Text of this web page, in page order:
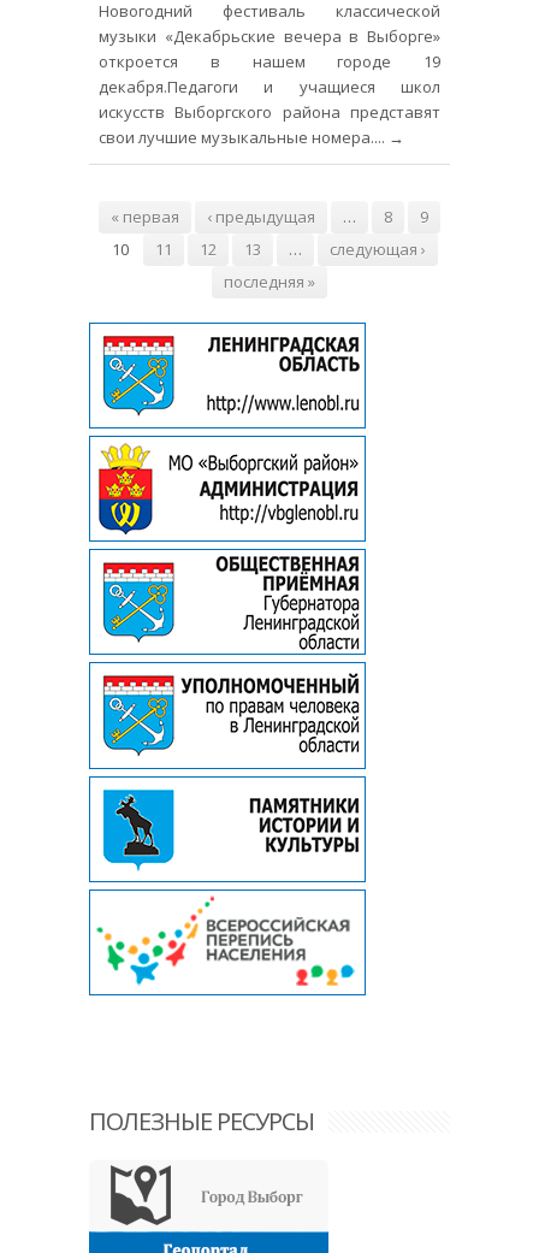
Новогодний фестиваль классической
музыки «Декабрьские вечера в Выборге»
откроется в нашем городе 19
декабря.Педагоги и учащиеся школ
искусств Выборгского района представят
свои лучшие музыкальные номера.... →
Страницы
« первая ‹ предыдущая … 8
9
10
11 12 13 …
следующая ›
последняя »
ПОЛЕЗНЫЕ РЕСУРСЫ